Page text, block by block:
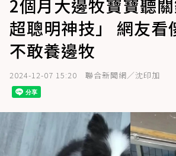
2個月大邊牧寶寶聽
超聰明神技」 網友看
不敢養邊牧
2024-12-07 15:20 聯合新聞網／沈印加